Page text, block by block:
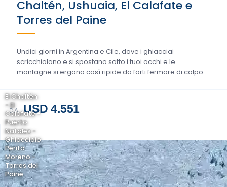
Chaltén, Ushuaia, El Calafate e
Torres del Paine
Undici giorni in Argentina e Cile, dove i ghiacciai
scricchiolano e si spostano sotto i tuoi occhi e le
montagne si ergono così ripide da farti fermare di colpo….
DA USD 4.551
El Chaltén
- El
Calafate -
Puerto
Natales -
Ghiacciaio
Perito
Moreno -
Torres del
Paine